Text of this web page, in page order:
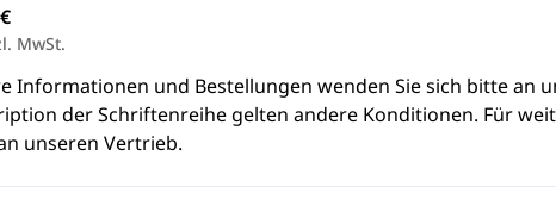
MwSt.
Informationen und Bestellungen wenden Sie sich bitte an
der Schriftenreihe gelten andere Konditionen. Für
unseren Vertrieb.